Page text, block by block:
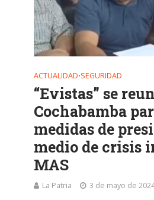
ACTUALIDAD•SEGURIDAD
“Evistas” se
Cochabamba
medidas de
medio de crisis
MAS
La Patria 3 de mayo de